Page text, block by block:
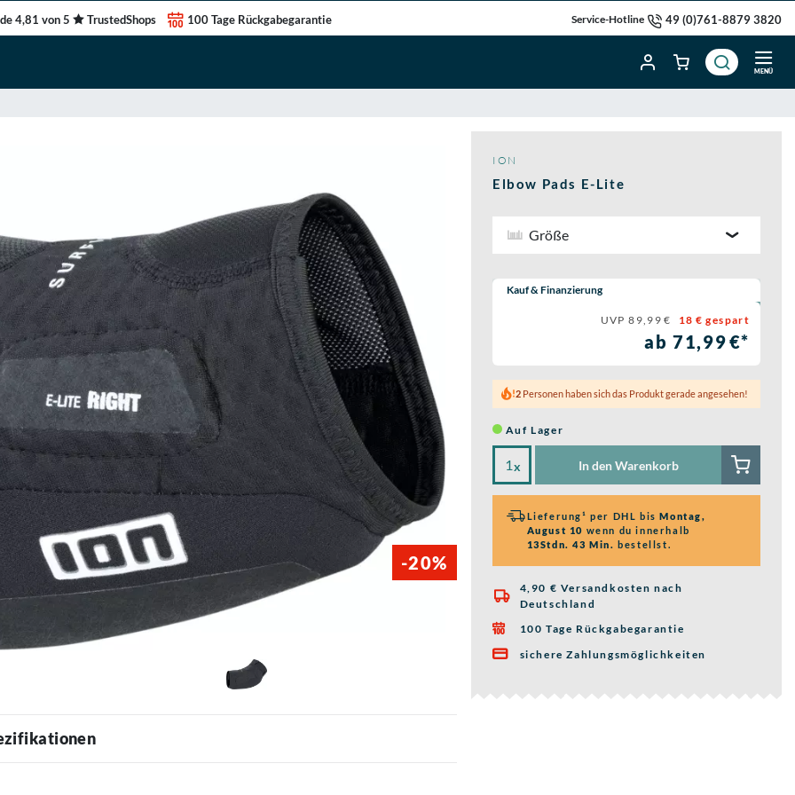
4,81 von 5 TrustedShops 100 Tage Rückgabegarantie Service-Hotline 49 (0)761-8879 3820
MENÜ
-20%
ION
Elbow Pads E-Lite
Größe
Wähle eine Preisoption:
Kauf & Finanzierung
UVP 89,99 € 18 € gespart
ab 71,99 €*
2 Personen haben sich das Produkt gerade angesehen!
Auf Lager
x In den Warenkorb
Lieferung¹ per DHL bisMontag,
August 10 wenn du innerhalb
13Stdn. 43 Min. bestellst.

4,90 € Versandkosten nach
Deutschland
 100 Tage Rückgabegarantie
 sichere Zahlungsmöglichkeiten